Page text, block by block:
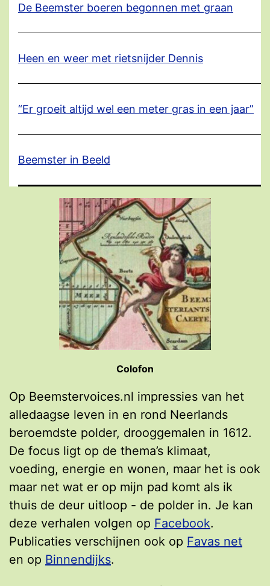
De Beemster boeren begonnen met graan
Heen en weer met rietsnijder Dennis
“Er groeit altijd wel een meter gras in een jaar”
Beemster in Beeld
Colofon
Op Beemstervoices.nl impressies van het
alledaagse leven in en rond Neerlands
beroemdste polder, drooggemalen in 1612.
De focus ligt op de thema’s klimaat,
voeding, energie en wonen, maar het is ook
maar net wat er op mijn pad komt als ik
thuis de deur uitloop - de polder in. Je kan
deze verhalen volgen op Facebook.
Publicaties verschijnen ook op Favas net
en op Binnendijks.